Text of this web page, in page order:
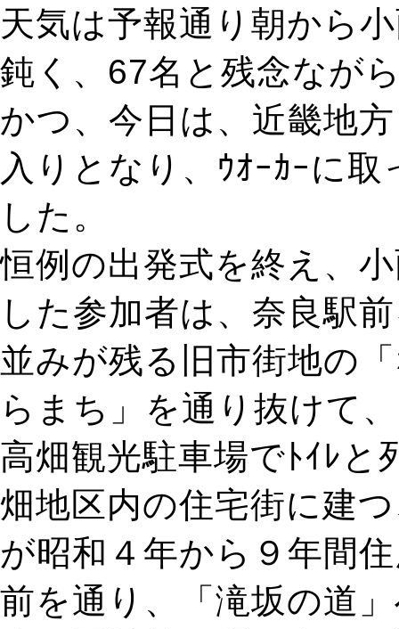
天気は予報通り朝から
鈍く、67名と残念なが
かつ、今日は、近畿地
入りとなり、ｳｵｰｶｰに
した。
恒例の出発式を終え、
した参加者は、奈良駅
並みが残る旧市街地の
らまち」を通り抜けて
高畑観光駐車場でﾄｲﾚと
畑地区内の住宅街に建
が昭和４年から９年間
前を通り、「滝坂の道